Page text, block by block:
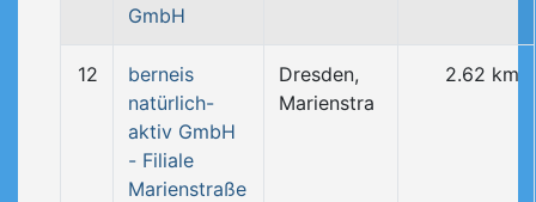
GmbH
12
berneis
natürlich-
aktiv GmbH
- Filiale
Marienstraße
Dresden,
Marienstra
2.62 km